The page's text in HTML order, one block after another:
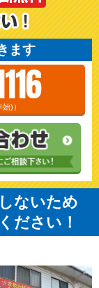
ます
)）
ないため
ださい！